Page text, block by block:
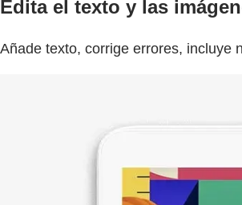
Edita el texto y las
Añade texto, corrige errores, incluye